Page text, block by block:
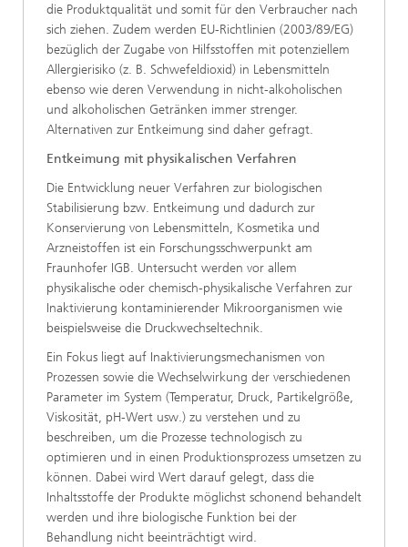
die Produktqualität und somit für den Verbraucher nach
sich ziehen. Zudem werden EU-Richtlinien (2003/89/EG)
bezüglich der Zugabe von Hilfsstoffen mit potenziellem
Allergierisiko (z. B. Schwefeldioxid) in Lebensmitteln
ebenso wie deren Verwendung in nicht-alkoholischen
und alkoholischen Getränken immer strenger.
Alternativen zur Entkeimung sind daher gefragt.
Entkeimung mit physikalischen Verfahren
Die Entwicklung neuer Verfahren zur biologischen
Stabilisierung bzw. Entkeimung und dadurch zur
Konservierung von Lebensmitteln, Kosmetika und
Arzneistoffen ist ein Forschungsschwerpunkt am
Fraunhofer IGB. Untersucht werden vor allem
physikalische oder chemisch-physikalische Verfahren zur
Inaktivierung kontaminierender Mikroorganismen wie
beispielsweise die Druckwechseltechnik.
Ein Fokus liegt auf Inaktivierungsmechanismen von
Prozessen sowie die Wechselwirkung der verschiedenen
Parameter im System (Temperatur, Druck, Partikelgröße,
Viskosität, pH-Wert usw.) zu verstehen und zu
beschreiben, um die Prozesse technologisch zu
optimieren und in einen Produktionsprozess umsetzen zu
können. Dabei wird Wert darauf gelegt, dass die
Inhaltsstoffe der Produkte möglichst schonend behandelt
werden und ihre biologische Funktion bei der
Behandlung nicht beeinträchtigt wird.